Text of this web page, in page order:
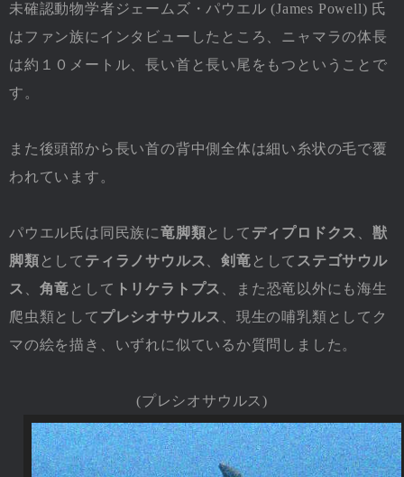
未確認動物学者ジェームズ・パウエル (James Powell) 氏
はファン族にインタビューしたところ、ニャマラの体長
は約１０メートル、長い首と長い尾をもつということで
す。
また後頭部から長い首の背中側全体は細い糸状の毛で覆
われています。
パウエル氏は同民族に竜脚類として ディプロドクス 、獣
脚類 として ティラノサウルス、剣竜 として ステゴサウル
ス 、 角竜 として トリケラトプス 、また恐竜以外にも海生
爬虫類として プレシオサウルス 、現生の哺乳類としてク
マの絵を描き、いずれに似ているか質問しました。
(プレシオサウルス)